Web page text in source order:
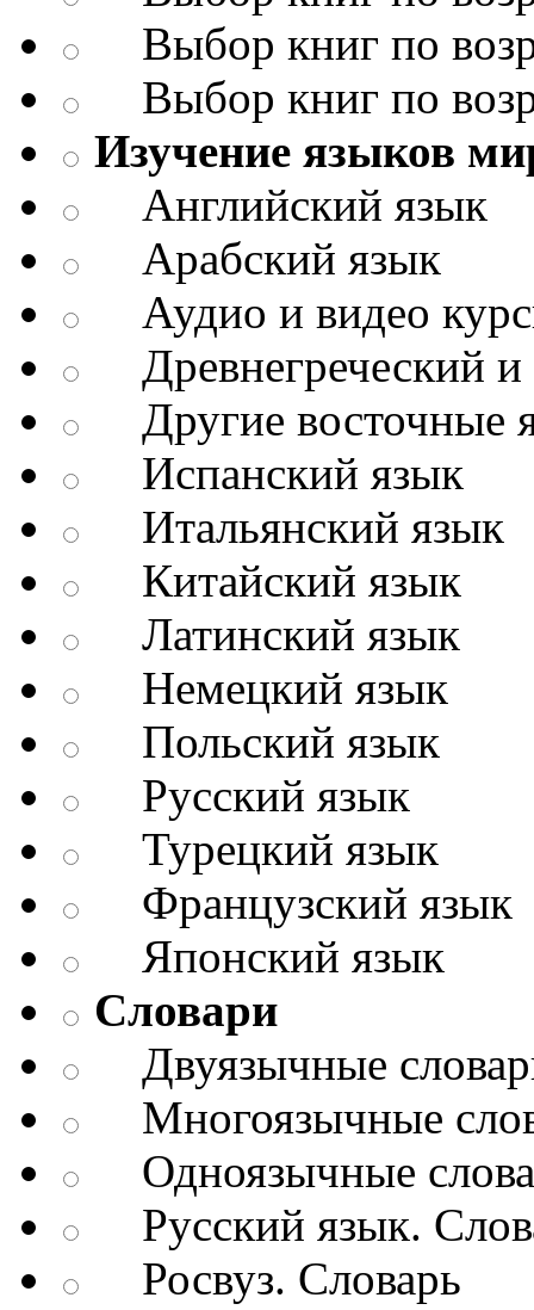
Выбор книг по
Выбор книг по
Изучение языков
Английский язык
Арабский язык
Аудио и видео
Древнегреческий и
Другие восточные
Испанский язык
Итальянский язык
Китайский язык
Латинский язык
Немецкий язык
Польский язык
Русский язык
Турецкий язык
Французский язык
Японский язык
Словари
Двуязычные
Многоязычные
Одноязычные
Русский язык.
Росвуз. Словарь